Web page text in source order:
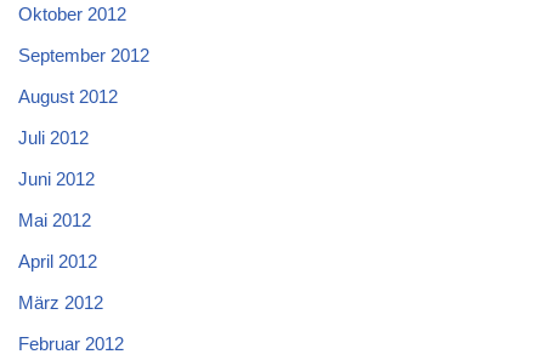
Oktober 2012
September 2012
August 2012
Juli 2012
Juni 2012
Mai 2012
April 2012
März 2012
Februar 2012